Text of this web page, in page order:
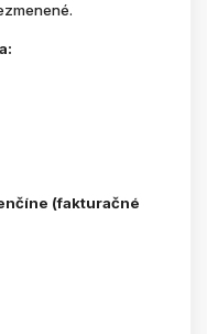
(fakturačné